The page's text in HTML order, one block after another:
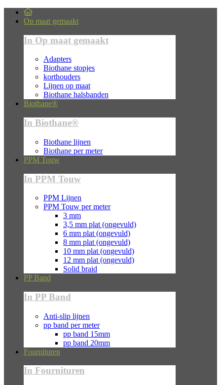
Op maat gemaakt
In Op maat gemaakt
Adapters
Biothane stopjes
korthouders
Lijnen op maat
Biothane halsbanden
Biothane®
In Biothane®
Biothane lijnen
Biothane per meter
PPM Touw
In PPM Touw
PPM Lijnen
PPM Touw per meter
3 mm
3,5 mm plat (ongevuld)
6 mm plat (ongevuld)
8 mm plat (ongevuld)
10 mm plat (ongevuld)
12 mm plat (ongevuld)
Solid braid
PP Band
In PP Band
Anti-slip lijnen
pp band per meter
pp band 15mm
pp band 20mm
Fournituren
In Fournituren